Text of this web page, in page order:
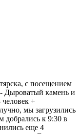
с посещением
- Дыроватый камень и
+
мы загрузились
добрались к 9:30 в
еще 4